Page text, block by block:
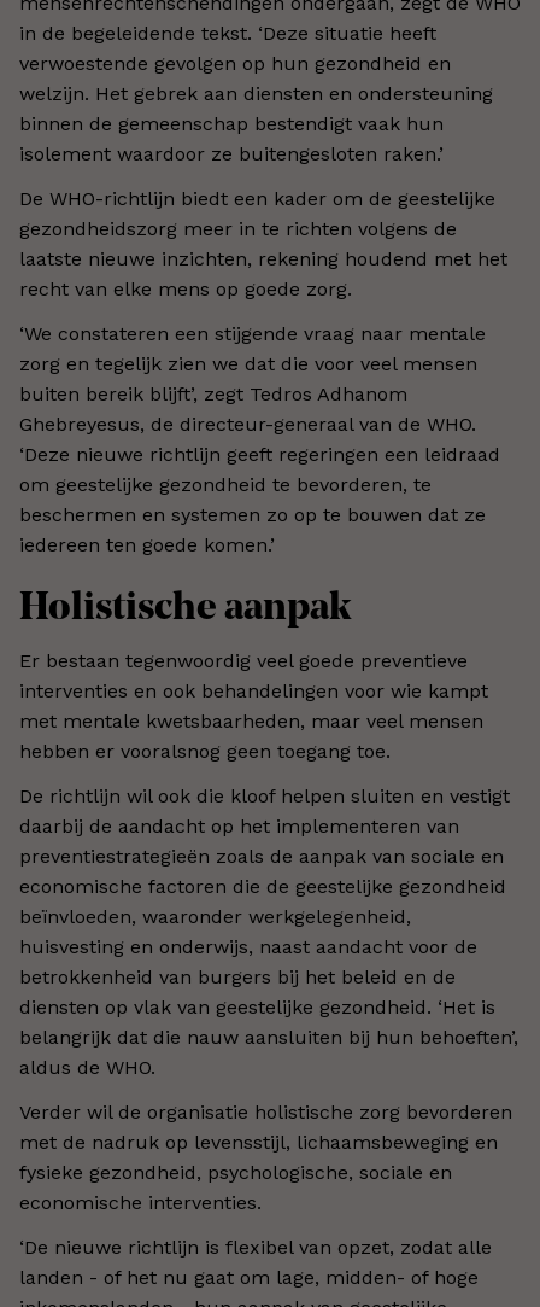
in de begeleidende tekst. ‘Deze situatie heeft
verwoestende gevolgen op hun gezondheid en
welzijn. Het gebrek aan diensten en ondersteuning
binnen de gemeenschap bestendigt vaak hun
isolement waardoor ze buitengesloten raken.’
De WHO-richtlijn biedt een kader om de geestelijke
gezondheidszorg meer in te richten volgens de
laatste nieuwe inzichten, rekening houdend met het
recht van elke mens op goede zorg.
‘We constateren een stijgende vraag naar mentale
zorg en tegelijk zien we dat die voor veel mensen
buiten bereik blijft’, zegt Tedros Adhanom
Ghebreyesus, de directeur-generaal van de WHO.
‘Deze nieuwe richtlijn geeft regeringen een leidraad
om geestelijke gezondheid te bevorderen, te
beschermen en systemen zo op te bouwen dat ze
iedereen ten goede komen.’
Holistische aanpak
Er bestaan tegenwoordig veel goede preventieve
interventies en ook behandelingen voor wie kampt
met mentale kwetsbaarheden, maar veel mensen
hebben er vooralsnog geen toegang toe.
De richtlijn wil ook die kloof helpen sluiten en vestigt
daarbij de aandacht op het implementeren van
preventiestrategieën zoals de aanpak van sociale en
economische factoren die de geestelijke gezondheid
beïnvloeden, waaronder werkgelegenheid,
huisvesting en onderwijs, naast aandacht voor de
betrokkenheid van burgers bij het beleid en de
diensten op vlak van geestelijke gezondheid. ‘Het is
belangrijk dat die nauw aansluiten bij hun behoeften’,
aldus de WHO.
Verder wil de organisatie holistische zorg bevorderen
met de nadruk op levensstijl, lichaamsbeweging en
fysieke gezondheid, psychologische, sociale en
economische interventies.
‘De nieuwe richtlijn is flexibel van opzet, zodat alle
landen - of het nu gaat om lage, midden- of hoge